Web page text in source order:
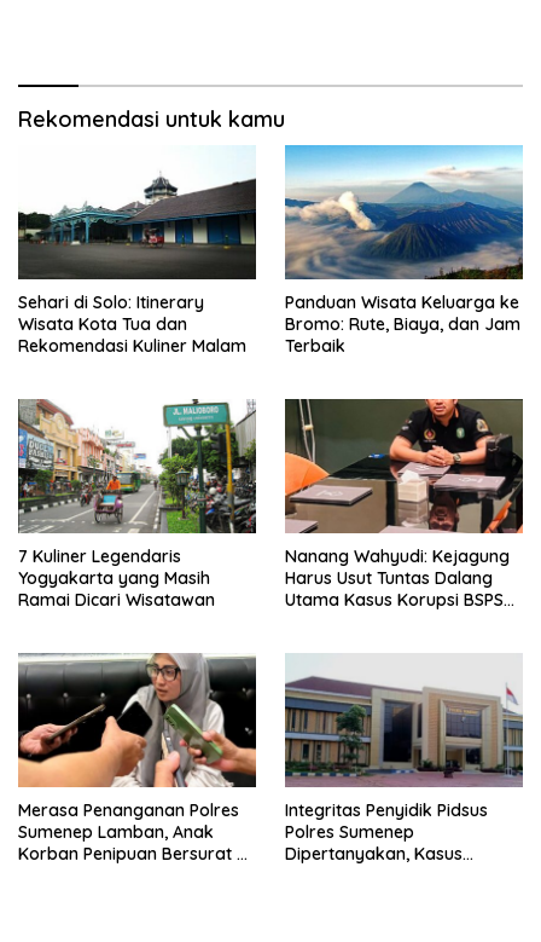
Rekomendasi untuk kamu
Sehari di Solo: Itinerary
Wisata Kota Tua dan
Rekomendasi Kuliner Malam
Panduan Wisata Keluarga ke
Bromo: Rute, Biaya, dan Jam
Terbaik
7 Kuliner Legendaris
Yogyakarta yang Masih
Ramai Dicari Wisatawan
Nanang Wahyudi: Kejagung
Harus Usut Tuntas Dalang
Utama Kasus Korupsi BSPS
Merasa Penanganan Polres
Sumenep Lamban, Anak
Korban Penipuan Bersurat ke
Integritas Penyidik Pidsus
Polres Sumenep
Dipertanyakan, Kasus